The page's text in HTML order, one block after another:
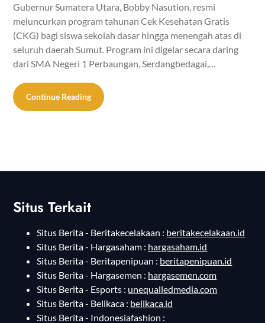
Gubernur Sumatera Utara, Bobby Nasution, resmi
meluncurkan program tahunan Cek Kesehatan Gratis
(CKG) bagi siswa sekolah dasar hingga menengah atas di
seluruh daerah Sumut. Program ini digelar secara daring
dari SMA Negeri 1 Perbaungan, Serdangbedagai,…
Continue Reading
Situs Terkait
Situs Berita - Beritakecelakaan : beritakecelakaan.id
Situs Berita - Hargasaham : hargasaham.id
Situs Berita - Beritapenipuan : beritapenipuan.id
Situs Berita - Hargasemen : hargasemen.com
Situs Berita - Esports : unequalledmedia.com
Situs Berita - Belikaca : belikaca.id
Situs Berita - Indonesiafashion :